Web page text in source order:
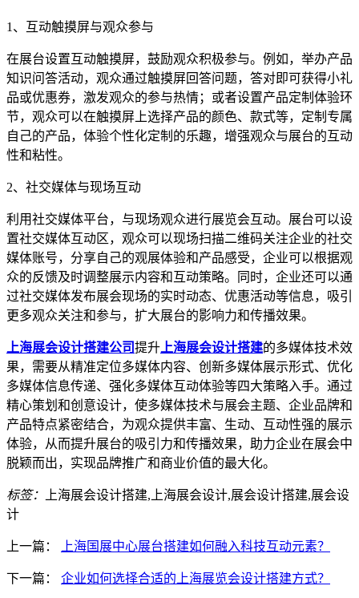
1、互动触摸屏与观众参与
在展台设置互动触摸屏，鼓励观众积极参与。例如，举办产品
知识问答活动，观众通过触摸屏回答问题，答对即可获得小礼
品或优惠券，激发观众的参与热情；或者设置产品定制体验环
节，观众可以在触摸屏上选择产品的颜色、款式等，定制专属
自己的产品，体验个性化定制的乐趣，增强观众与展台的互动
性和粘性。
2、社交媒体与现场互动
利用社交媒体平台，与现场观众进行展览会互动。展台可以设
置社交媒体互动区，观众可以现场扫描二维码关注企业的社交
媒体账号，分享自己的观展体验和产品感受，企业可以根据观
众的反馈及时调整展示内容和互动策略。同时，企业还可以通
过社交媒体发布展会现场的实时动态、优惠活动等信息，吸引
更多观众关注和参与，扩大展台的影响力和传播效果。
上海展会设计搭建公司提升 上海展会设计搭建的多媒体技术效
果，需要从精准定位多媒体内容、创新多媒体展示形式、优化
多媒体信息传递、强化多媒体互动体验等四大策略入手。通过
精心策划和创意设计，使多媒体技术与展会主题、企业品牌和
产品特点紧密结合，为观众提供丰富、生动、互动性强的展示
体验，从而提升展台的吸引力和传播效果，助力企业在展会中
脱颖而出，实现品牌推广和商业价值的最大化。
标签：
上海展会设计搭建,上海展会设计,展会设计搭建,展会设
计
上一篇： 上海国展中心展台搭建如何融入科技互动元素？
下一篇： 企业如何选择合适的上海展览会设计搭建方式？